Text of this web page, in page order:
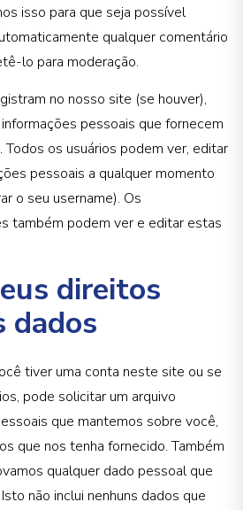
isso para que seja possível
qualquer comentário
lo para moderação.
no nosso site (se houver),
pessoais que fornecem
Todos os usuários podem ver, editar
pessoais a qualquer momento
o seu username). Os
também podem ver e editar estas
direitos
dados
tiver uma conta neste site ou se
pode solicitar um arquivo
que mantemos sobre você,
que nos tenha fornecido. Também
qualquer dado pessoal que
não inclui nenhuns dados que